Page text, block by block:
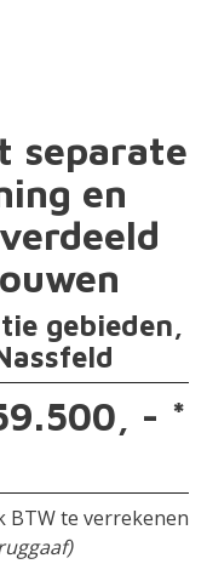
separate
en
gebieden,
- *
BTW te verrekenen